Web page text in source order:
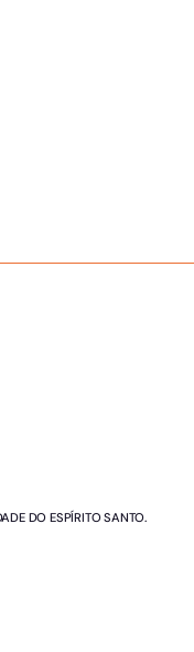
DO ESPÍRITO SANTO.